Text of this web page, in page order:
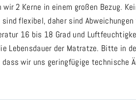
2 Kerne in einem großen Bezug.
flexibel, daher sind
16 bis 18 Grad und
Lebensdauer der Matratze. Bitte in
wir uns geringfügige technische